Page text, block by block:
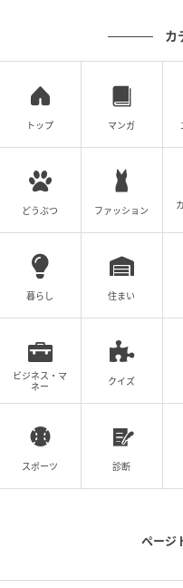
この投稿をInstagramで見
Princess
2025年
ともにブルーのフロー
ョーを訪れたベアトリ
カ
トップ マンガ
どうぶつ ファッション
暮らし 住まい
ビジネス・マ
ネー
クイズ
スポーツ 診断
ページ